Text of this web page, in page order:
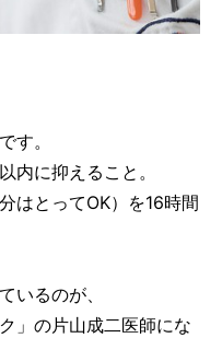
す。
内に抑えること。
はとってOK）を16時間
いるのが、
」の片山成二医師にな